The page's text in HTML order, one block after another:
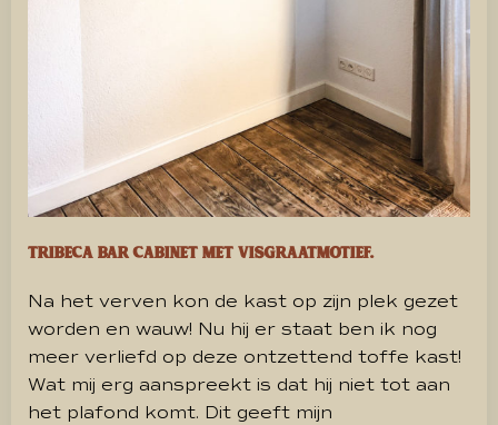
Tribeca bar Cabinet met visgraatmotief.
Na het verven kon de kast op zijn plek gezet
worden en wauw! Nu hij er staat ben ik nog
meer verliefd op deze ontzettend toffe kast!
Wat mij erg aanspreekt is dat hij niet tot aan
het plafond komt. Dit geeft mijn